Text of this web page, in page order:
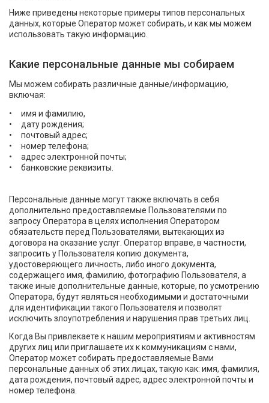
Ниже приведены некоторые примеры типов персональных
данных, которые Оператор может собирать, и как мы можем
использовать такую информацию.
Какие персональные данные мы собираем
Мы можем собирать различные данные/информацию,
включая:
имя и фамилию,
дату рождения;
почтовый адрес;
номер телефона;
адрес электронной почты;
банковские реквизиты.
Персональные данные могут также включать в себя
дополнительно предоставляемые Пользователями по
запросу Оператора в целях исполнения Оператором
обязательств перед Пользователями, вытекающих из
договора на оказание услуг. Оператор вправе, в частности,
запросить у Пользователя копию документа,
удостоверяющего личность, либо иного документа,
содержащего имя, фамилию, фотографию Пользователя, а
также иные дополнительные данные, которые, по усмотрению
Оператора, будут являться необходимыми и достаточными
для идентификации такого Пользователя и позволят
исключить злоупотребления и нарушения прав третьих лиц.
Когда Вы привлекаете к нашим мероприятиям и активностям
других лиц или приглашаете их к коммуникациям с нами,
Оператор может собирать предоставляемые Вами
персональные данных об этих лицах, такую как: имя, фамилия,
дата рождения, почтовый адрес, адрес электронной почты и
номер телефона.